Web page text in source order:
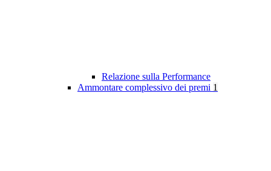
Relazione sulla Performance
Ammontare complessivo dei premi 1